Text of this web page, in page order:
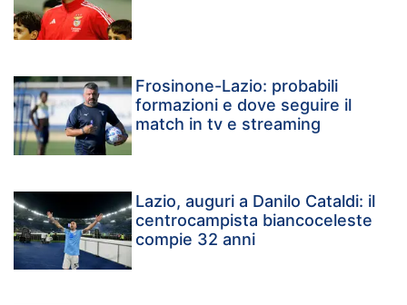
Frosinone-Lazio: probabili
formazioni e dove seguire il
match in tv e streaming
Lazio, auguri a Danilo Cataldi: il
centrocampista biancoceleste
compie 32 anni